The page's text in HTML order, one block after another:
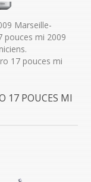
Marseille-
pouces mi 2009
17 pouces mi
17 POUCES MI